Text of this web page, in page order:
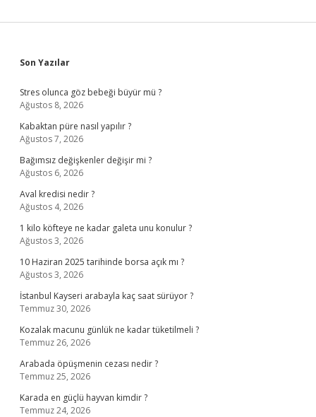
Sidebar
Son Yazılar
Stres olunca göz bebeği büyür mü ?
Ağustos 8, 2026
Kabaktan püre nasıl yapılır ?
Ağustos 7, 2026
Bağımsız değişkenler değişir mi ?
Ağustos 6, 2026
Aval kredisi nedir ?
Ağustos 4, 2026
1 kilo köfteye ne kadar galeta unu konulur ?
Ağustos 3, 2026
10 Haziran 2025 tarihinde borsa açık mı ?
Ağustos 3, 2026
İstanbul Kayseri arabayla kaç saat sürüyor ?
Temmuz 30, 2026
Kozalak macunu günlük ne kadar tüketilmeli ?
Temmuz 26, 2026
Arabada öpüşmenin cezası nedir ?
Temmuz 25, 2026
Karada en güçlü hayvan kimdir ?
Temmuz 24, 2026